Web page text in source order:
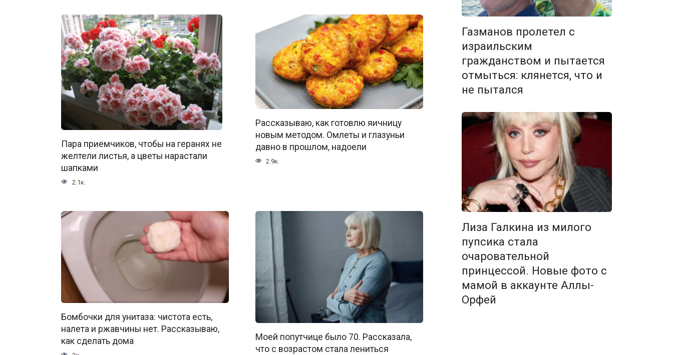
Пара приемчиков, чтобы на геранях не
желтели листья, а цветы нарастали
шапками
2.1к.
Рассказываю, как готовлю яичницу
новым методом. Омлеты и глазуньи
давно в прошлом, надоели
2.9к.
Бомбочки для унитаза: чистота есть,
налета и ржавчины нет. Рассказываю,
как сделать дома
Моей попутчице было 70. Рассказала,
что с возрастом стала лениться
Газманов пролетел с
израильским
гражданством и пытается
отмыться: клянется, что и
не пытался
Лиза Галкина из милого
пупсика стала
очаровательной
принцессой. Новые фото с
мамой в аккаунте Аллы-
Орфей